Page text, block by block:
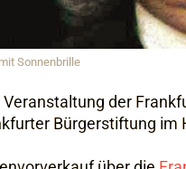
Sonnenbrille
Veranstaltung der
Bürgerstiftung im